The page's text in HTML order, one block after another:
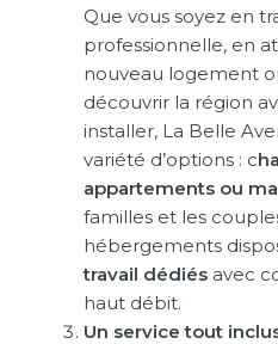
Que vous soyez en
professionnelle, en
nouveau logement
découvrir la région
installer, La Belle
variété d’options : c
appartements ou
familles et les
hébergements
travail dédiés avec
haut débit.
Un service tout